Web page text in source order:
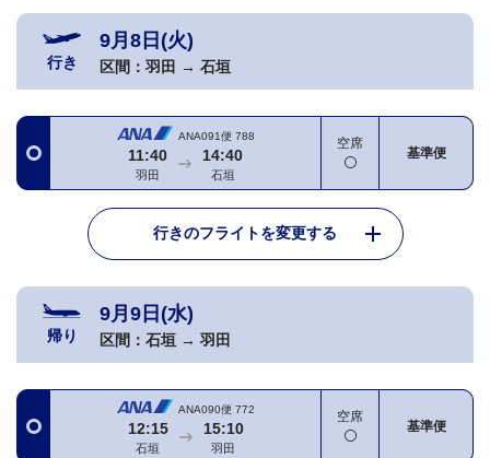
行き
9月8日(火)
区間： 羽田 → 石垣
ANA091便 788
11:40
羽田
14:40
石垣
空席
基準便
行きのフライトを変更する
帰り
9月9日(水)
区間： 石垣 → 羽田
ANA090便 772
12:15
石垣
15:10
羽田
空席
基準便